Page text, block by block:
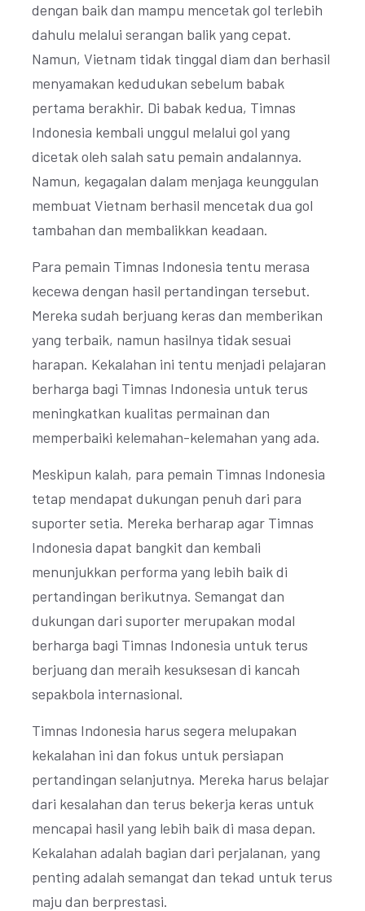
dengan baik dan mampu mencetak gol terlebih
dahulu melalui serangan balik yang cepat.
Namun, Vietnam tidak tinggal diam dan berhasil
menyamakan kedudukan sebelum babak
pertama berakhir. Di babak kedua, Timnas
Indonesia kembali unggul melalui gol yang
dicetak oleh salah satu pemain andalannya.
Namun, kegagalan dalam menjaga keunggulan
membuat Vietnam berhasil mencetak dua gol
tambahan dan membalikkan keadaan.
Para pemain Timnas Indonesia tentu merasa
kecewa dengan hasil pertandingan tersebut.
Mereka sudah berjuang keras dan memberikan
yang terbaik, namun hasilnya tidak sesuai
harapan. Kekalahan ini tentu menjadi pelajaran
berharga bagi Timnas Indonesia untuk terus
meningkatkan kualitas permainan dan
memperbaiki kelemahan-kelemahan yang ada.
Meskipun kalah, para pemain Timnas Indonesia
tetap mendapat dukungan penuh dari para
suporter setia. Mereka berharap agar Timnas
Indonesia dapat bangkit dan kembali
menunjukkan performa yang lebih baik di
pertandingan berikutnya. Semangat dan
dukungan dari suporter merupakan modal
berharga bagi Timnas Indonesia untuk terus
berjuang dan meraih kesuksesan di kancah
sepakbola internasional.
Timnas Indonesia harus segera melupakan
kekalahan ini dan fokus untuk persiapan
pertandingan selanjutnya. Mereka harus belajar
dari kesalahan dan terus bekerja keras untuk
mencapai hasil yang lebih baik di masa depan.
Kekalahan adalah bagian dari perjalanan, yang
penting adalah semangat dan tekad untuk terus
maju dan berprestasi.